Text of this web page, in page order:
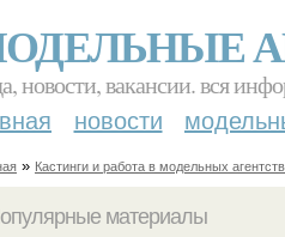
новости, вакансии. вся
новости
» Кастинги и работа в модельных
материалы